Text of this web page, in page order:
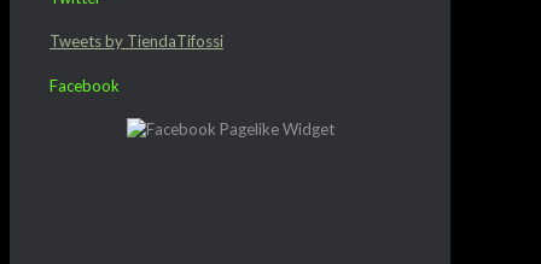
Tweets by TiendaTifossi
Facebook